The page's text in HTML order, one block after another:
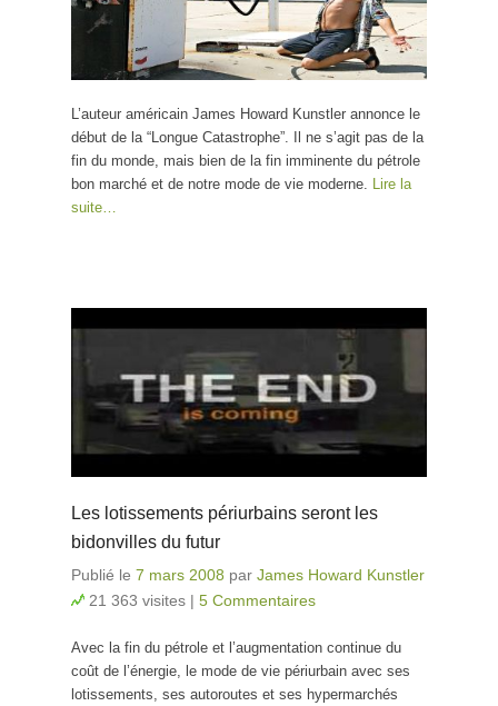
L’auteur américain James Howard Kunstler annonce le
début de la “Longue Catastrophe”. Il ne s’agit pas de la
fin du monde, mais bien de la fin imminente du pétrole
bon marché et de notre mode de vie moderne. Lire la
suite…
Les lotissements périurbains seront les
bidonvilles du futur
Publié le 7 mars 2008 par James Howard Kunstler
21 363 visites | 5 Commentaires
Avec la fin du pétrole et l’augmentation continue du
coût de l’énergie, le mode de vie périurbain avec ses
lotissements, ses autoroutes et ses hypermarchés